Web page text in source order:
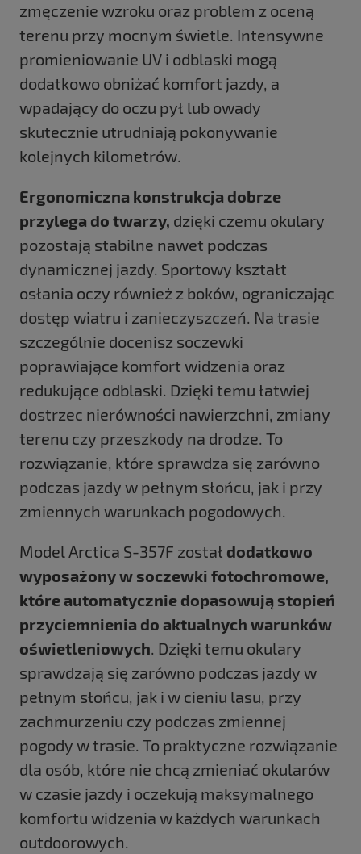
zmęczenie wzroku oraz problem z oceną
terenu przy mocnym świetle. Intensywne
promieniowanie UV i odblaski mogą
dodatkowo obniżać komfort jazdy, a
wpadający do oczu pył lub owady
skutecznie utrudniają pokonywanie
kolejnych kilometrów.
Ergonomiczna konstrukcja dobrze
przylega do twarzy, dzięki czemu okulary
pozostają stabilne nawet podczas
dynamicznej jazdy. Sportowy kształt
osłania oczy również z boków, ograniczając
dostęp wiatru i zanieczyszczeń. Na trasie
szczególnie docenisz soczewki
poprawiające komfort widzenia oraz
redukujące odblaski. Dzięki temu łatwiej
dostrzec nierówności nawierzchni, zmiany
terenu czy przeszkody na drodze. To
rozwiązanie, które sprawdza się zarówno
podczas jazdy w pełnym słońcu, jak i przy
zmiennych warunkach pogodowych.
Model Arctica S-357F został dodatkowo
wyposażony w soczewki fotochromowe,
które automatycznie dopasowują stopień
przyciemnienia do aktualnych warunków
oświetleniowych. Dzięki temu okulary
sprawdzają się zarówno podczas jazdy w
pełnym słońcu, jak i w cieniu lasu, przy
zachmurzeniu czy podczas zmiennej
pogody w trasie. To praktyczne rozwiązanie
dla osób, które nie chcą zmieniać okularów
w czasie jazdy i oczekują maksymalnego
komfortu widzenia w każdych warunkach
outdoorowych.